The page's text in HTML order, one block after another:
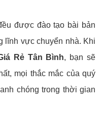
được đào tạo bài bản
lĩnh vực chuyển nhà. Khi
Rẻ Tân Bình, bạn sẽ
mọi thắc mắc của quý
chóng trong thời gian